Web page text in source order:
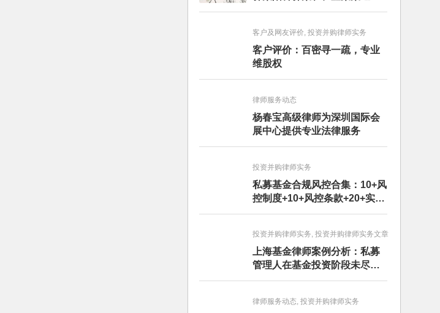
纠纷案
客户及网友评价, 投资并购律师实务
客户评价：百密寻一疏，专业
维股权
律师服务动态
杨春宝高级律师为深圳国际会
展中心提供专业法律服务
投资并购律师实务
私募基金合规风控合集：10+风
控制度+10+风控条款+20+实务
文章+每月动态
投资并购律师实务, 投资并购律师实务文章
上海基金律师案例分析：私募
管理人在基金投资阶段未尽勤
勉义务的赔偿责任
律师服务动态, 投资并购律师实务